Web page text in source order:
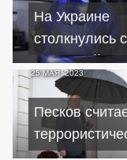
округа
На Украине
столкнулись с
нехваткой
рабочих
25 МАЯ, 2023
Песков
заявление